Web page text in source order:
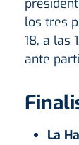
los tres
18, a las
ante
La